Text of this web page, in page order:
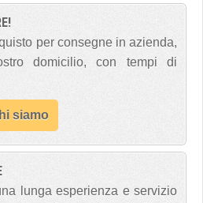
per consegne in azienda,
domicilio, con tempi di
siamo
lunga esperienza e servizio